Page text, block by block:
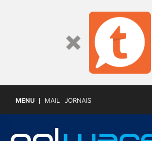
MENU MAIL JORNAIS